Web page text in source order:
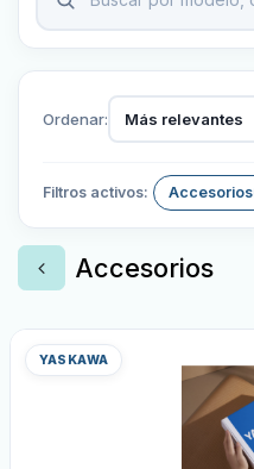
Ordenar: Más relevantes
Filtros activos: Accesorios
Accesorios
YASKAWA